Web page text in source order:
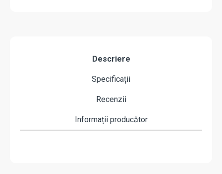
Descriere
Specificații
Recenzii
Informații producător